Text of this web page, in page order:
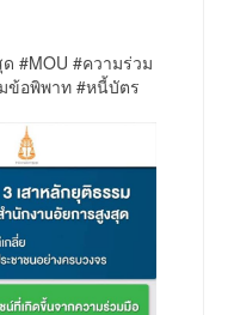
#MOU #ความร่วม
ข้อพิพาท #หนี้บัตร